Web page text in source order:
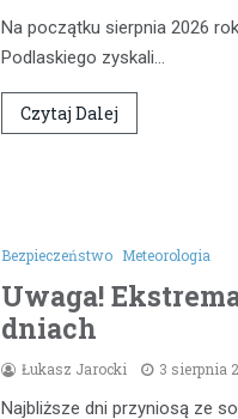
Na początku sierpnia 2026
Podlaskiego zyskali…
Czytaj Dalej
Bezpieczeństwo Meteorologia
Uwaga!
dniach
Łukasz Jarocki 3 sierpnia
Najbliższe dni przyniosą ze